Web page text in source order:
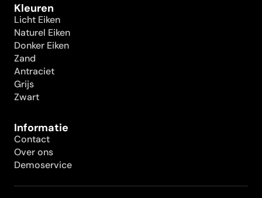
Kleuren
Licht Eiken
Naturel Eiken
Donker Eiken
Zand
Antraciet
Grijs
Zwart
Informatie
Contact
Over ons
Demoservice